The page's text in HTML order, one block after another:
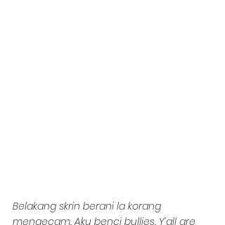
Belakang skrin berani la korang
mengecam. Aku benci bullies. Y’all are